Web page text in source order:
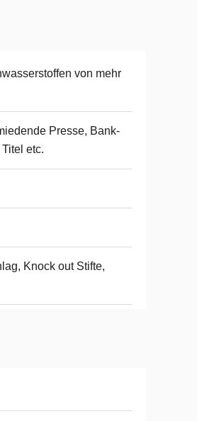
von mehr
Presse, Bank-
etc.
Knock out Stifte,